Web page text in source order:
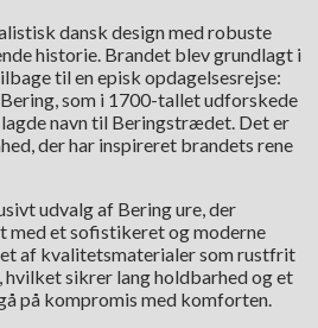
dansk design med robuste
historie. Brandet blev grundlagt i
til en episk opdagelsesrejse:
som i 1700-tallet udforskede
navn til Beringstrædet. Det er
der har inspireret brandets rene
udvalg af Bering ure, der
et sofistikeret og moderne
af kvalitetsmaterialer som rustfrit
sikrer lang holdbarhed og et
på kompromis med komforten.